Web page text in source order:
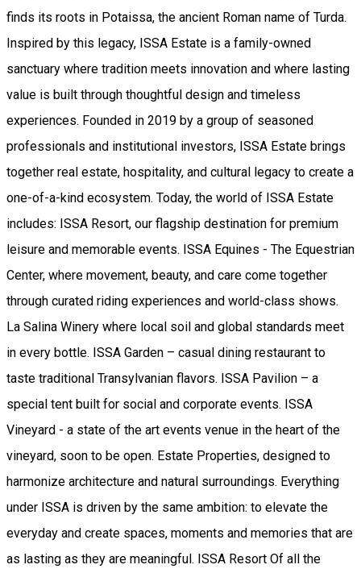
finds its roots in Potaissa, the ancient Roman name of Turda.
Inspired by this legacy, ISSA Estate is a family-owned
sanctuary where tradition meets innovation and where lasting
value is built through thoughtful design and timeless
experiences. Founded in 2019 by a group of seasoned
professionals and institutional investors, ISSA Estate brings
together real estate, hospitality, and cultural legacy to create a
one-of-a-kind ecosystem. Today, the world of ISSA Estate
includes: ISSA Resort, our flagship destination for premium
leisure and memorable events. ISSA Equines - The Equestrian
Center, where movement, beauty, and care come together
through curated riding experiences and world-class shows.
La Salina Winery where local soil and global standards meet
in every bottle. ISSA Garden – casual dining restaurant to
taste traditional Transylvanian flavors. ISSA Pavilion – a
special tent built for social and corporate events. ISSA
Vineyard - a state of the art events venue in the heart of the
vineyard, soon to be open. Estate Properties, designed to
harmonize architecture and natural surroundings. Everything
under ISSA is driven by the same ambition: to elevate the
everyday and create spaces, moments and memories that are
as lasting as they are meaningful. ISSA Resort Of all the